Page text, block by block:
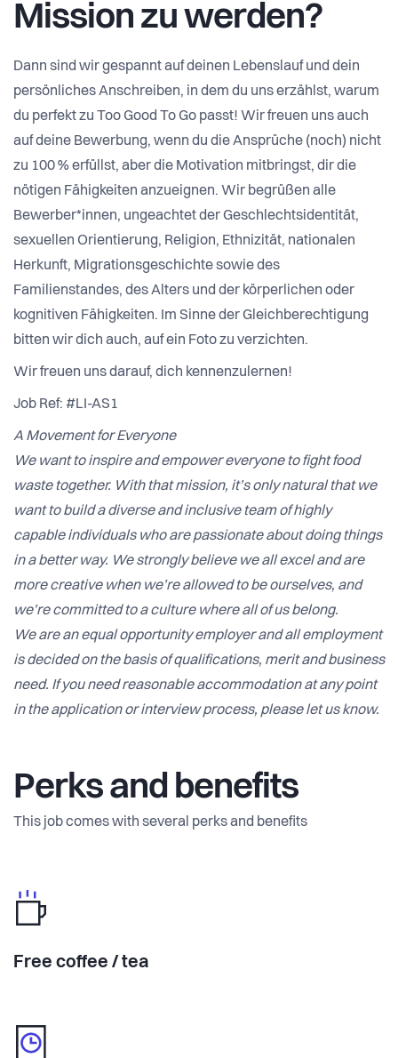
Mission zu werden?
Dann sind wir gespannt auf deinen Lebenslauf und dein
persönliches Anschreiben, in dem du uns erzählst, warum
du perfekt zu Too Good To Go passt! Wir freuen uns auch
auf deine Bewerbung, wenn du die Ansprüche (noch) nicht
zu 100 % erfüllst, aber die Motivation mitbringst, dir die
nötigen Fähigkeiten anzueignen. Wir begrüßen alle
Bewerber*innen, ungeachtet der Geschlechtsidentität,
sexuellen Orientierung, Religion, Ethnizität, nationalen
Herkunft, Migrationsgeschichte sowie des
Familienstandes, des Alters und der körperlichen oder
kognitiven Fähigkeiten. Im Sinne der Gleichberechtigung
bitten wir dich auch, auf ein Foto zu verzichten.
Wir freuen uns darauf, dich kennenzulernen!
Job Ref: #LI-AS1
A Movement for Everyone
We want to inspire and empower everyone to fight food
waste together. With that mission, it’s only natural that we
want to build a diverse and inclusive team of highly
capable individuals who are passionate about doing things
in a better way. We strongly believe we all excel and are
more creative when we’re allowed to be ourselves, and
we’re committed to a culture where all of us belong.
We are an equal opportunity employer and all employment
is decided on the basis of qualifications, merit and business
need. If you need reasonable accommodation at any point
in the application or interview process, please let us know.
Perks and benefits
This job comes with several perks and benefits
Free coffee / tea